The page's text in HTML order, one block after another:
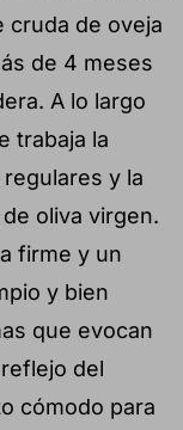
cruda de oveja
de 4 meses
A lo largo
trabaja la
y la
oliva virgen.
firme y un
y bien
que evocan
del
cómodo para